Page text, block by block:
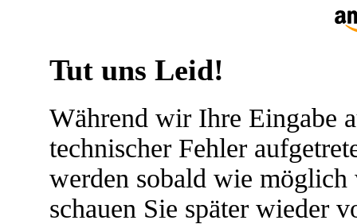
Tut uns Leid!
Während wir Ihre Eingabe
technischer Fehler
werden sobald wie
schauen Sie später wieder